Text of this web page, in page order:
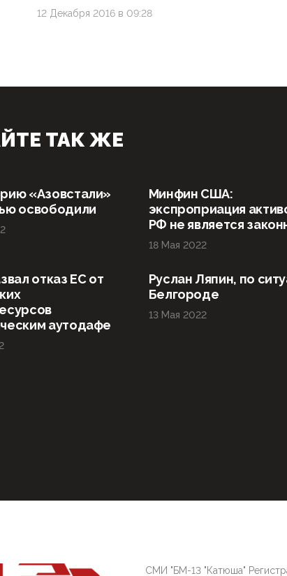
12 Декабря 2016 в 09:28
ТАК ЖЕ
«Азовстали»
освободили
Минфин США:
экспроприация
РФ не является
18 Мая 2022
отказ ЕС от
аутодафе
Руслан Ляпин, по
Белгороде
13 Мая 2022
СМИ "БМ-13 "Катюша"